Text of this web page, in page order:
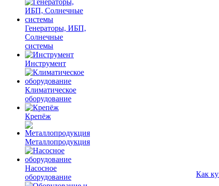
Генераторы, ИБП,
Солнечные
системы
Инструмент
Климатическое
оборудование
Крепёж
Металлопродукция
Насосное
оборудование
Как